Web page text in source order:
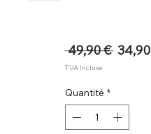
49,90 € Prix
TVA Incluse
Quantité *